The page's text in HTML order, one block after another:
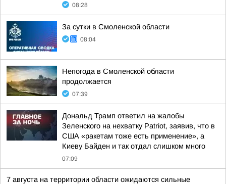
08:28
За сутки в Смоленской области
08:04
Непогода в Смоленской области
продолжается
07:39
Дональд Трамп ответил на жалобы
Зеленского на нехватку Patriot, заявив, что в
США «ракетам тоже есть применение», а
Киеву Байден и так отдал слишком много
07:09
7 августа на территории области ожидаются сильные